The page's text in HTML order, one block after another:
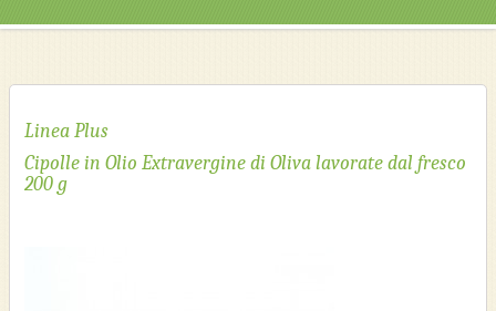
Linea Plus
Cipolle in Olio Extravergine di Oliva lavorate dal fresco
200 g